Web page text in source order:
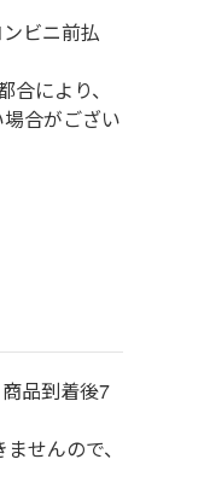
ビニ前払
により、
合がござい
品到着後7
せんので、